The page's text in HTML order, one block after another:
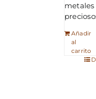
metales
Añadir
al
carrito